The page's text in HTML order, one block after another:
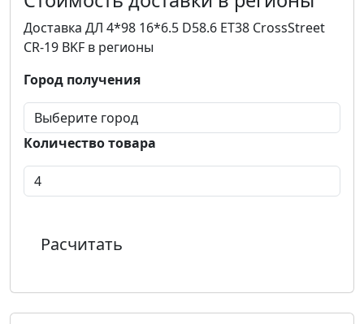
Доставка ДЛ 4*98 16*6.5 D58.6 ET38 CrossStreet
CR-19 BKF в регионы
Город получения
Количество товара
Расчитать